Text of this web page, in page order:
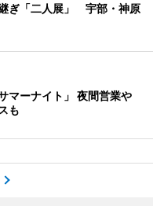
ぎ「二人展」 宇部・神原
マーナイト」 夜間営業や
も